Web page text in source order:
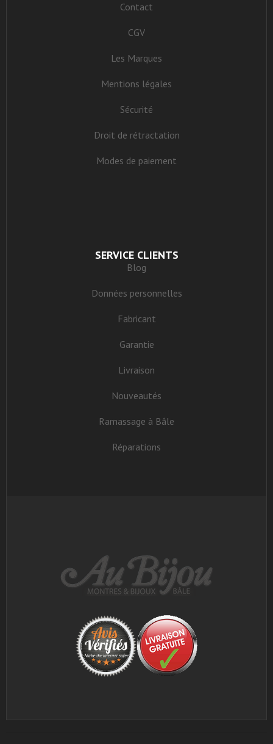
Contact
CGV
Les Marques
Mentions légales
Sécurité
Droit de rétractation
Modes de paiement
SERVICE CLIENTS
Blog
Données personnelles
Fabricant
Garantie
Livraison
Nouveautés
Ramassage à Bâle
Réparations